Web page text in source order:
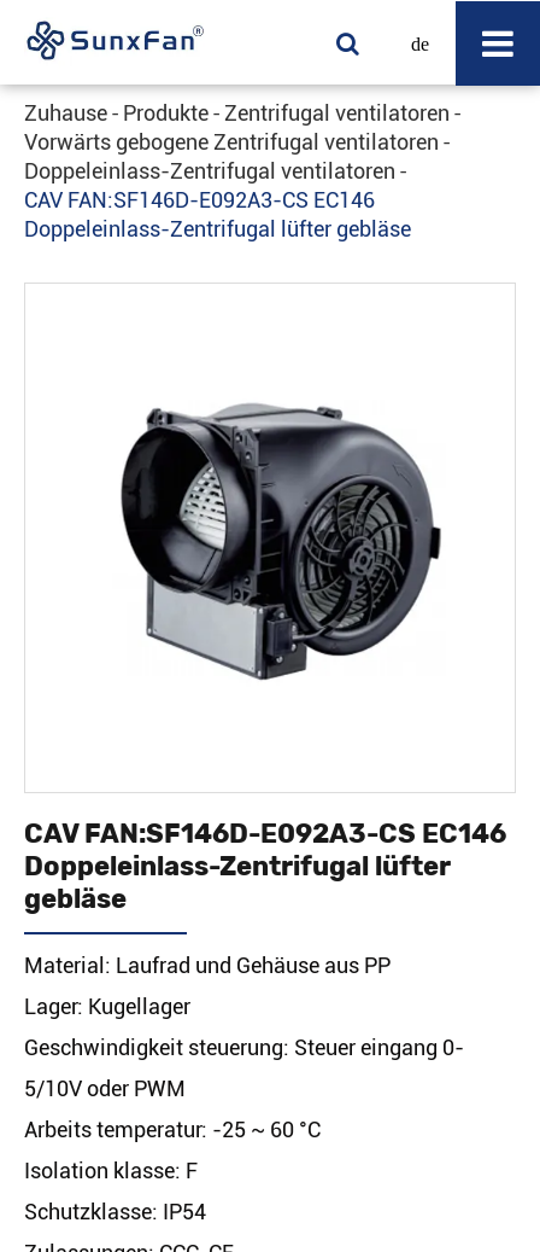
de
Zuhause Produkte
Zentrifugal ventilatoren
Vorwärts gebogene Zentrifugal ventilatoren
Doppeleinlass-Zentrifugal ventilatoren
CAV FAN:SF146D-E092A3-CS EC146
Doppeleinlass-Zentrifugal lüfter gebläse
CAV FAN:SF146D-E092A3-CS EC146
Doppeleinlass-Zentrifugal lüfter
gebläse
Material: Laufrad und Gehäuse aus PP
Lager: Kugellager
Geschwindigkeit steuerung: Steuer eingang 0-
5/10V oder PWM
Arbeits temperatur: -25 ~ 60 °C
Isolation klasse: F
Schutzklasse: IP54